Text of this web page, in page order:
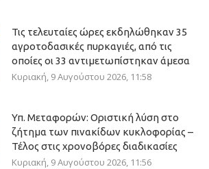
Τις τελευταίες ώρες εκδηλώθηκαν 35
αγροτοδασικές πυρκαγιές, από τις
οποίες οι 33 αντιμετωπίστηκαν άμεσα
Κυριακή, 9 Αυγούστου 2026, 11:58
Υπ. Μεταφορών: Οριστική λύση στο
ζήτημα των πινακίδων κυκλοφορίας –
Τέλος στις χρονοβόρες διαδικασίες
Κυριακή, 9 Αυγούστου 2026, 11:56